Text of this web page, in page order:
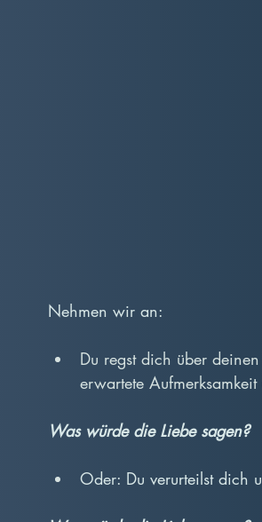
Nehmen wir an:
Du regst dich über
erwartete
Was würde die Liebe sagen?
Oder: Du verurteilst dich